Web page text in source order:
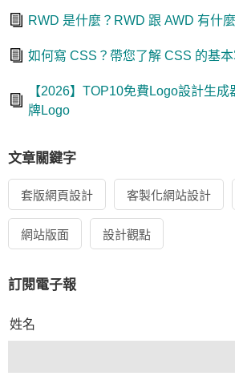
RWD 是什麼？RWD 跟 AWD 有什
如何寫 CSS？帶您了解 CSS 的基
【2026】TOP10免費Logo設計生
牌Logo
文章關鍵字
套版網頁設計 客製化網站設計
網站版面 設計觀點
訂閱電子報
姓名